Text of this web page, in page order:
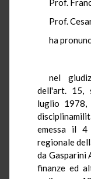
Prof.
Prof.
ha
nel
dell'art. 15,
luglio 1978,
emessa il 4
regionale
da Gasparini
finanze ed